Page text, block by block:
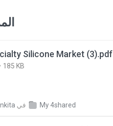
Specialty Silicone Market (3).pdf
185 KB
في My 4shared